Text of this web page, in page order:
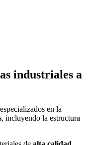
industriales a
en la
, incluyendo la estructura